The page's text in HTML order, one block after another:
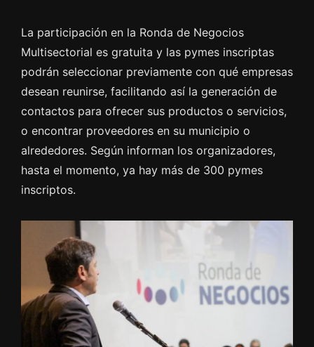
La participación en la Ronda de Negocios
Multisectorial es gratuita y las pymes inscriptas
podrán seleccionar previamente con qué empresas
desean reunirse, facilitando así la generación de
contactos para ofrecer sus productos o servicios,
o encontrar proveedores en su municipio o
alrededores. Según informan los organizadores,
hasta el momento, ya hay más de 300 pymes
inscriptos.